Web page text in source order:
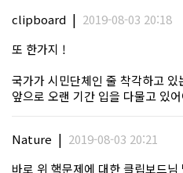
clipboard | 2019-08-03 20:18
또 한가지 !
국가가 시민단체인 줄 착각하고
앞으로 오랜 기간 입을 다물고 있
Nature | 2019-08-03 20:21
바로 위 핵문제에 대한 클립보드